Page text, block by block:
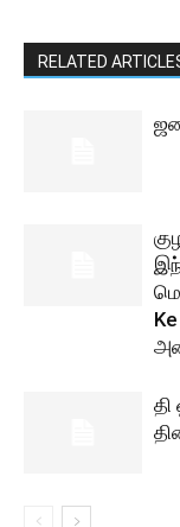
RELATED
தி